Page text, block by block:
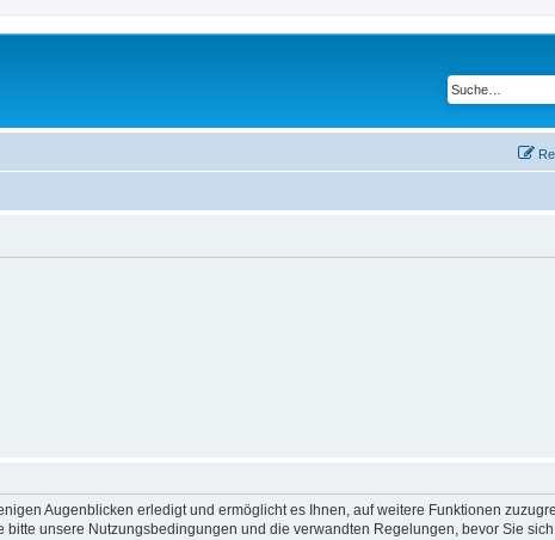
Augenblicken erledigt und ermöglicht es Ihnen, auf weitere Funktionen
unsere Nutzungsbedingungen und die verwandten Regelungen, bevor Sie